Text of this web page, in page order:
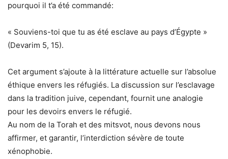
pourquoi il t’a été commandé:
« Souviens-toi que tu as été esclave au pays d’Égypte »
(Devarim 5, 15).
Cet argument s’ajoute à la littérature actuelle sur l’absolue
éthique envers les réfugiés. La discussion sur l’esclavage
dans la tradition juive, cependant, fournit une analogie
pour les devoirs envers le réfugié.
Au nom de la Torah et des mitsvot, nous devons nous
affirmer, et garantir, l’interdiction sévère de toute
xénophobie.